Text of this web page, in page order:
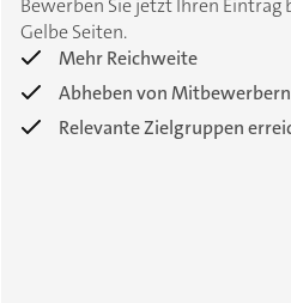
Gelbe Seiten.
Mehr Reichweite
Abheben von Mitbewerbern
Relevante Zielgruppen